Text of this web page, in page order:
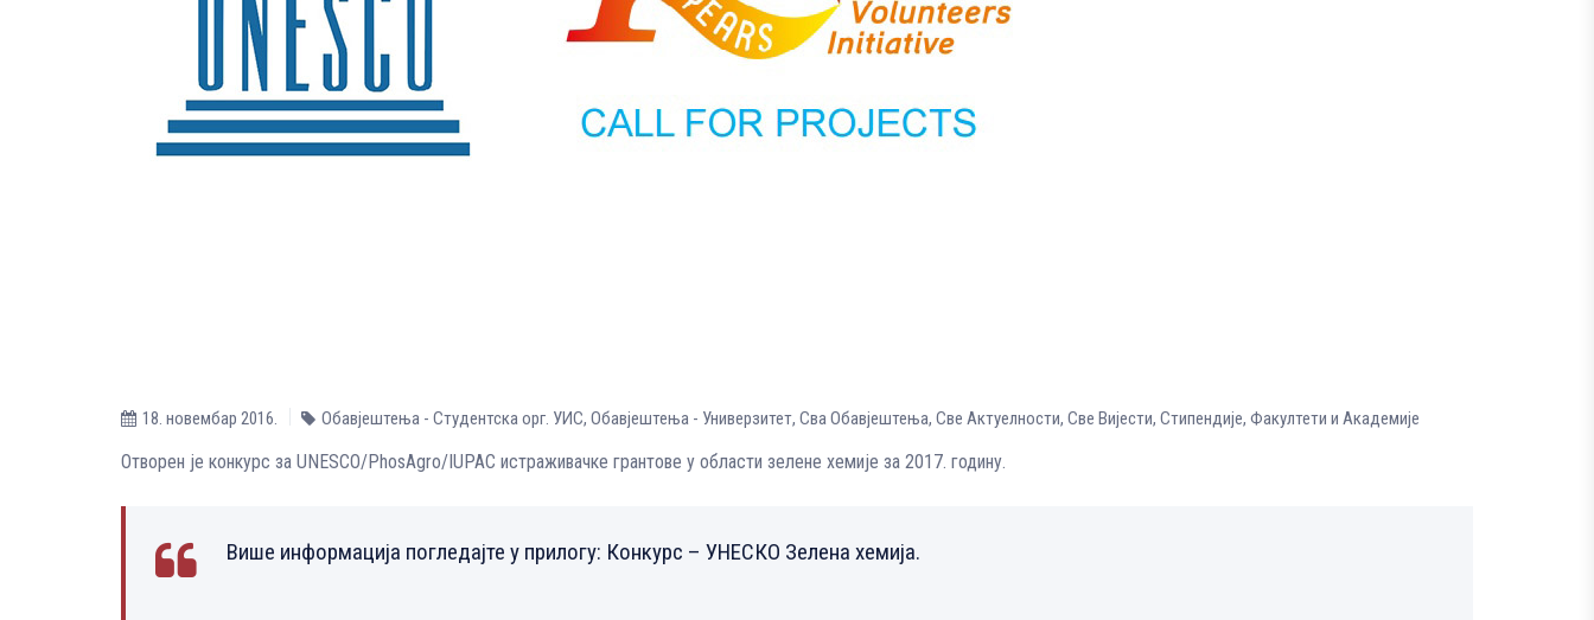
18. новембар 2016. Обавјештења - Студентска орг. УИС, Обавјештења - Универзитет, Сва Обавјештења, Све Aктуелности, Све Вијести, Стипендије, Факултети и Академије
Oтворен је конкурс за UNESCO/PhosAgro/IUPAC истраживачке грантове у области зелене хемије за 2017. годину.
Више информација погледајте у прилогу: Конкурс – УНЕСКО Зелена хемија.